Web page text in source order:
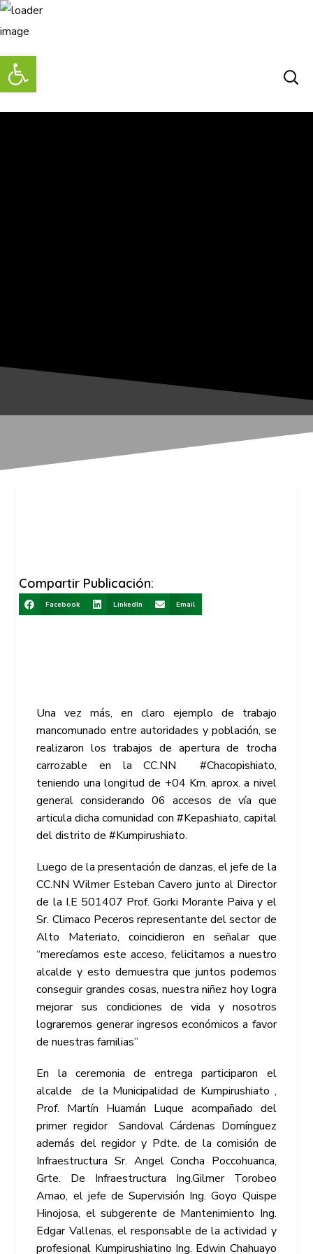
Compartir Publicación:
Facebook LinkedIn Email
Una vez más, en claro ejemplo de trabajo
mancomunado entre autoridades y población, se
realizaron los trabajos de apertura de trocha
carrozable en la CC.NN #Chacopishiato,
teniendo una longitud de +04 Km. aprox. a nivel
general considerando 06 accesos de vía que
articula dicha comunidad con #Kepashiato, capital
del distrito de #Kumpirushiato.
Luego de la presentación de danzas, el jefe de la
CC.NN Wilmer Esteban Cavero junto al Director
de la I.E 501407 Prof. Gorki Morante Paiva y el
Sr. Climaco Peceros representante del sector de
Alto Materiato, coincidieron en señalar que
“merecíamos este acceso, felicitamos a nuestro
alcalde y esto demuestra que juntos podemos
conseguir grandes cosas, nuestra niñez hoy logra
mejorar sus condiciones de vida y nosotros
lograremos generar ingresos económicos a favor
de nuestras familias”
En la ceremonia de entrega participaron el
alcalde de la Municipalidad de Kumpirushiato ,
Prof. Martín Huamán Luque acompañado del
primer regidor Sandoval Cárdenas Domínguez
además del regidor y Pdte. de la comisión de
Infraestructura Sr. Angel Concha Poccohuanca,
Grte. De Infraestructura Ing.Gilmer Torobeo
Amao, el jefe de Supervisión Ing. Goyo Quispe
Hinojosa, el subgerente de Mantenimiento Ing.
Edgar Vallenas, el responsable de la actividad y
profesional Kumpirushiatino Ing. Edwin Chahuayo
Abrir barra de herramientas